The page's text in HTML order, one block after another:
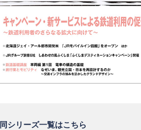
同シリーズ一覧はこちら